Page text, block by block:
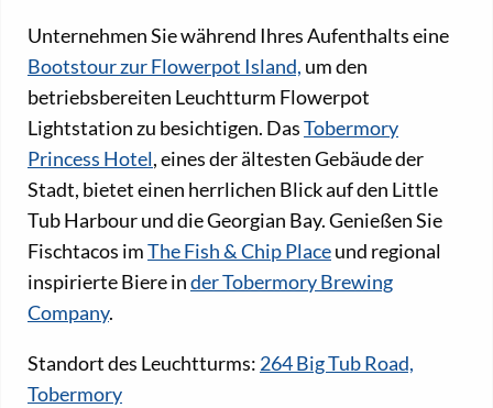
Unternehmen Sie während Ihres Aufenthalts eine
Bootstour zur Flowerpot Island, um den
betriebsbereiten Leuchtturm Flowerpot
Lightstation zu besichtigen. DasTobermory
Princess Hotel, eines der ältesten Gebäude der
Stadt, bietet einen herrlichen Blick auf den Little
Tub Harbour und die Georgian Bay. Genießen Sie
Fischtacos imThe Fish & Chip Placeund regional
inspirierte Biere inder Tobermory Brewing
Company.
Standort des Leuchtturms: 264 Big Tub Road,
Tobermory